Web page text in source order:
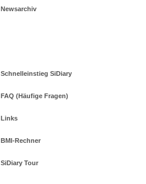
Newsarchiv
Schnelleinstieg SiDiary
FAQ (Häufige Fragen)
Links
BMI-Rechner
SiDiary Tour